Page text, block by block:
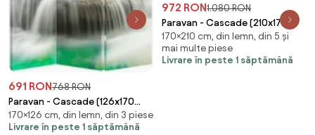
691 RON768 RON
Paravan - Cascade (126x170
cm)
170×126 cm, din lemn, din 3 piese
Livrare în peste 1 săptămână
972 RON1.080 RON
Paravan - Cascade (210x170
cm)
170×210 cm, din lemn, din 5 și
mai multe piese
Livrare în peste 1 săptămână